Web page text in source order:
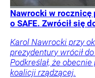
Nawrocki w rocznicę
o SAFE. Zwrócił się
Karol Nawrocki przy
prezydentury wrócił
Podkreślał, że
koalicji rządzącej.